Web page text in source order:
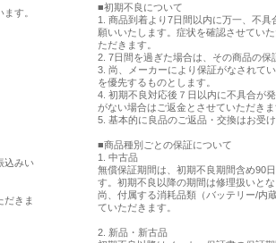
す。
込みい
だきま
■初期不良について
1. 商品到着より7日間以内に万一、不
願いいたします。症状を確認させてい
ただきます。
2. 7日間を過ぎた場合は、その商品の保
3. 尚、メーカーにより保証がなされて
を優先するものとします。
4. 初期不良対応後７日以内に不具合が
がない場合はご返金とさせていただきま
5. 基本的に良品のご返品・交換はお受け
■商品種別ごとの保証について
1. 中古品
無償保証期間は、初期不良期間含め90
す。初期不良以降の期間は修理扱いとな
尚、付属する消耗品類（バッテリー/内
ていただきます。
2. 新品・新古品